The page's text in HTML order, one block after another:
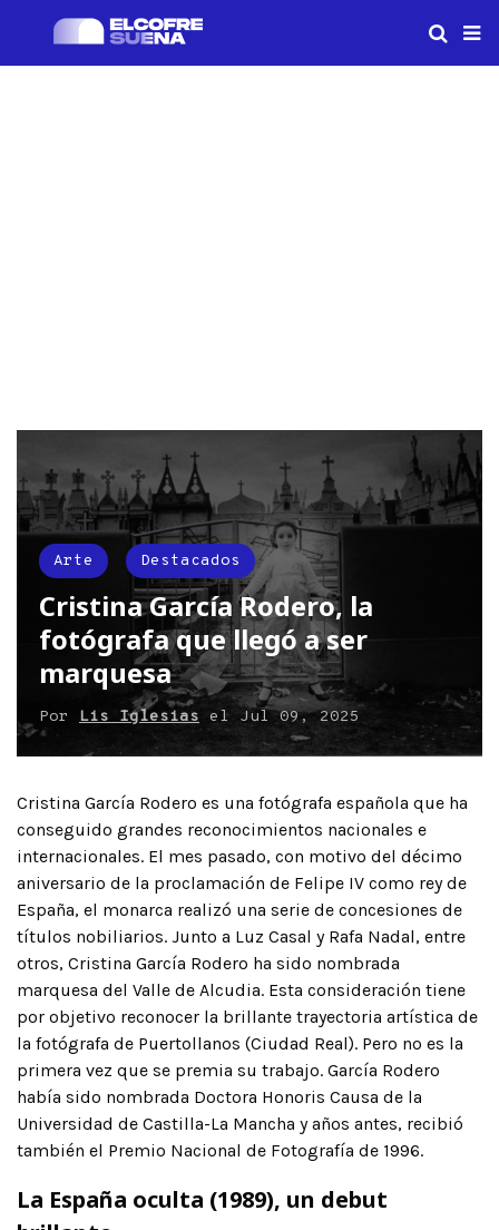
Arte Destacados
Cristina García Rodero, la
fotógrafa que llegó a ser
marquesa
Por Lis Iglesias el Jul 09, 2025
Cristina García Rodero es una fotógrafa española que ha
conseguido grandes reconocimientos nacionales e
internacionales. El mes pasado, con motivo del décimo
aniversario de la proclamación de Felipe IV como rey de
España, el monarca realizó una serie de concesiones de
títulos nobiliarios. Junto a Luz Casal y Rafa Nadal, entre
otros, Cristina García Rodero ha sido nombrada
marquesa del Valle de Alcudia. Esta consideración tiene
por objetivo reconocer la brillante trayectoria artística de
la fotógrafa de Puertollanos (Ciudad Real). Pero no es la
primera vez que se premia su trabajo. García Rodero
había sido nombrada Doctora Honoris Causa de la
Universidad de Castilla-La Mancha y años antes, recibió
también el Premio Nacional de Fotografía de 1996.
La España oculta (1989), un debut